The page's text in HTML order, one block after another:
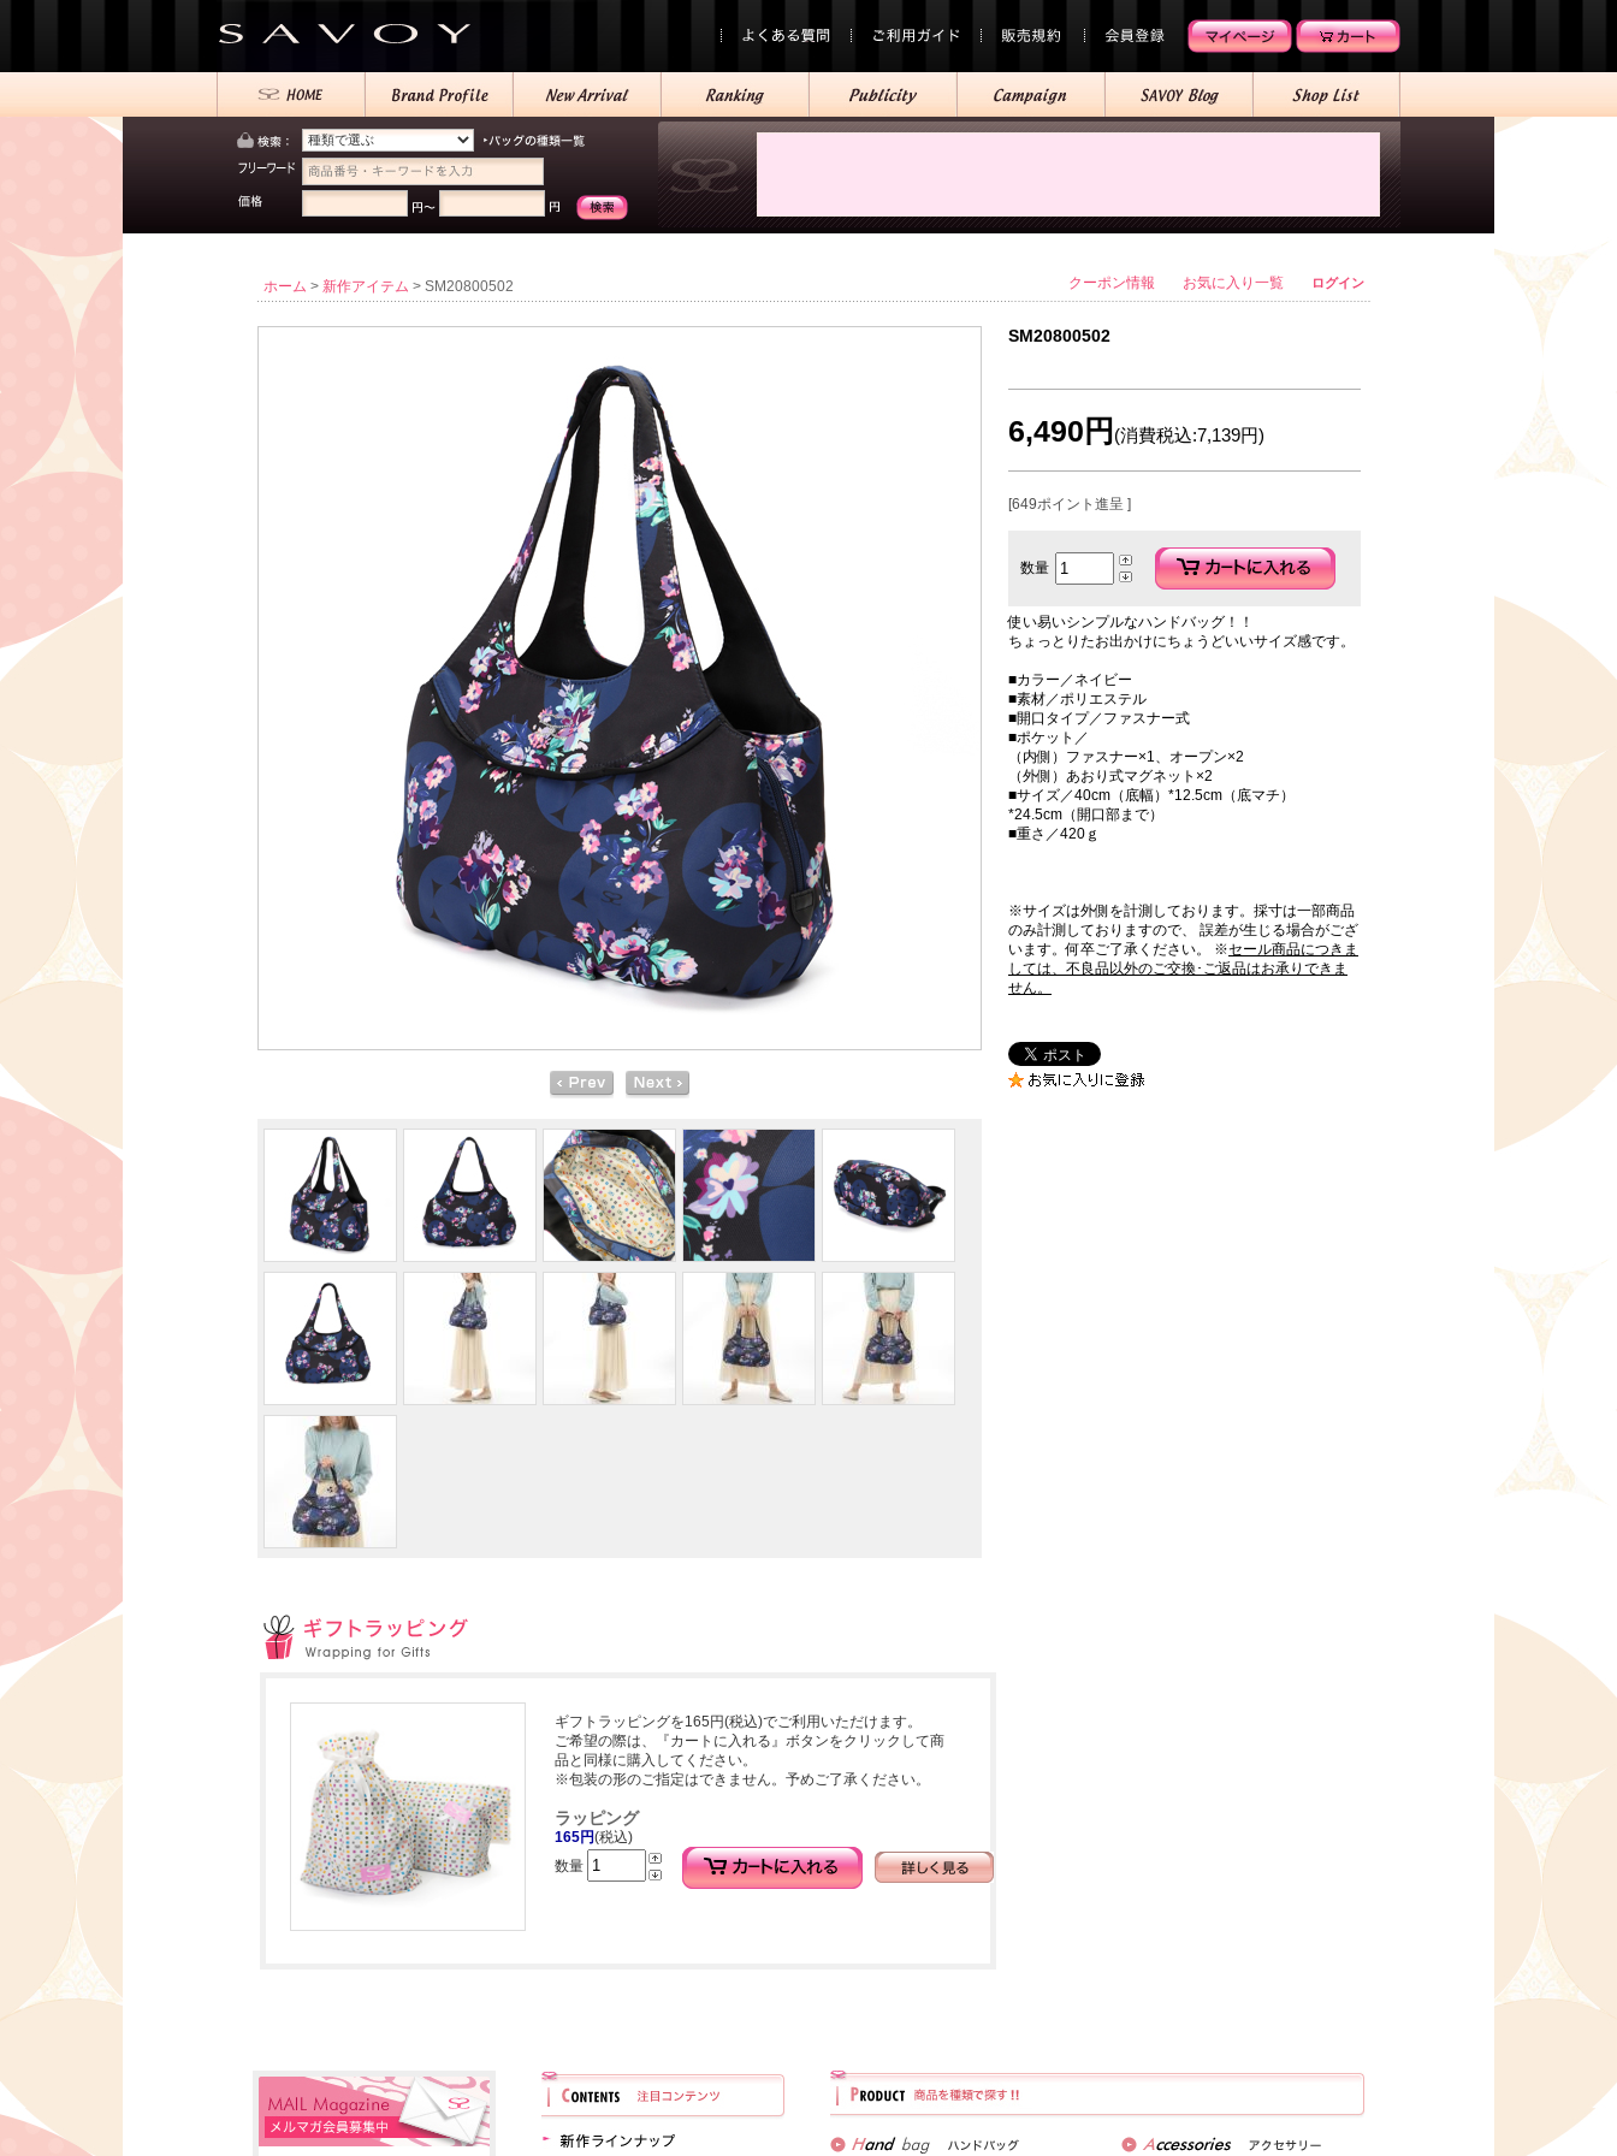
クーポン情報 お気に入り一覧 ログイン
ホーム > 新作アイテム > SM20800502
SM20800502
使い易いシンプルなハンドバッグ！！
ちょっとりたお出かけにちょうどいいサイズ感です。
■カラー／ネイビー
■素材／ポリエステル
■開口タイプ／ファスナー式
■ポケット／
（内側）ファスナー×1、オープン×2
（外側）あおり式マグネット×2
■サイズ／40cm（底幅）*12.5cm（底マチ）
*24.5cm（開口部まで）
■重さ／420ｇ
※サイズは外側を計測しております。採寸は一部商品
のみ計測しておりますので、 誤差が生じる場合がござ
います。何卒ご了承ください。 ※セール商品につきま
しては、不良品以外のご交換･ご返品はお承りできま
せん。
6,490円 (消費税込:7,139円)
[649ポイント進呈 ]
数量
ギフトラッピングを165円(税込)でご利用いただけます。
ご希望の際は、『カートに入れる』ボタンをクリックして商
品と同様に購入してください。
※包装の形のご指定はできません。予めご了承ください。
ラッピング
165円(税込)
数量